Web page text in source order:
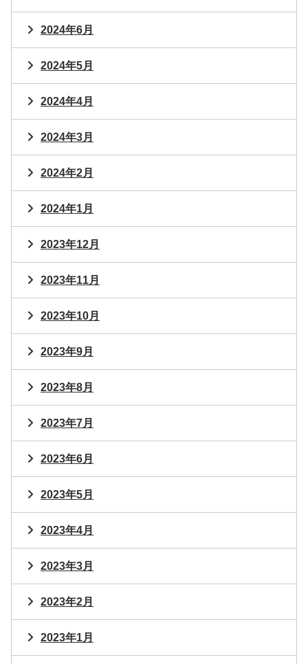
2024年6月
2024年5月
2024年4月
2024年3月
2024年2月
2024年1月
2023年12月
2023年11月
2023年10月
2023年9月
2023年8月
2023年7月
2023年6月
2023年5月
2023年4月
2023年3月
2023年2月
2023年1月